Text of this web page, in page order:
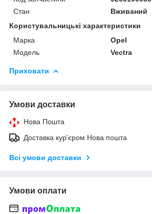
Стан
Вживаний
Користувальницькі характеристики
Марка
Opel
Модель
Vectra
Приховати
Умови доставки
Нова Пошта
Доставка кур'єром Нова пошта
Всі умови доставки
Умови оплати